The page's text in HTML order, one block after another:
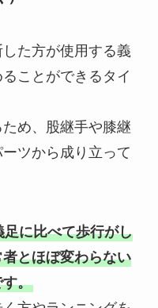
た方が使用する義
ことができるタイ
め、股継手や膝継
ツから成り立って
に比べて歩行がし
とほぼ変わらない
す。